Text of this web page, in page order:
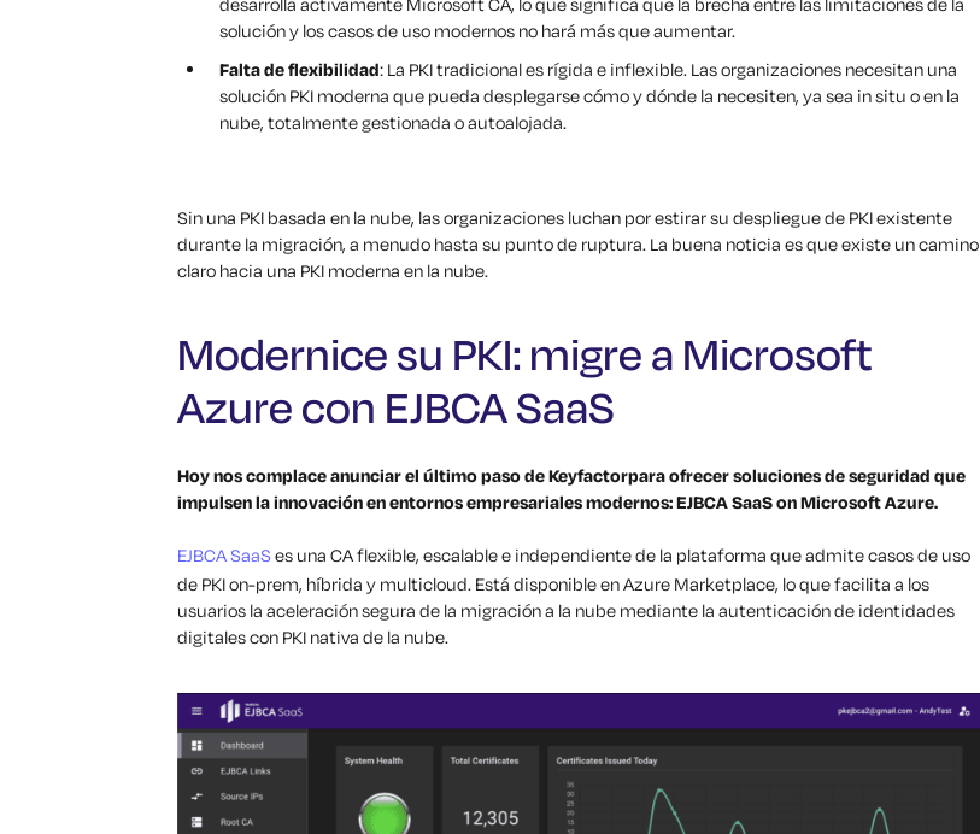
solución y los casos de uso modernos no hará más que aumentar.
Falta de flexibilidad: La PKI tradicional es rígida e inflexible. Las organizaciones necesitan una
solución PKI moderna que pueda desplegarse cómo y dónde la necesiten, ya sea in situ o en la
nube, totalmente gestionada o autoalojada.
Sin una PKI basada en la nube, las organizaciones luchan por estirar su despliegue de PKI existente
durante la migración, a menudo hasta su punto de ruptura. La buena noticia es que existe un camino
claro hacia una PKI moderna en la nube.
Modernice su PKI: migre a Microsoft
Azure con EJBCA SaaS
Hoy nos complace anunciar el último paso de Keyfactorpara ofrecer soluciones de seguridad que
impulsen la innovación en entornos empresariales modernos: EJBCA SaaS on Microsoft Azure.
EJBCA SaaSes una CA flexible, escalable e independiente de la plataforma que admite casos de uso
de PKI on-prem, híbrida y multicloud. Está disponible en Azure Marketplace, lo que facilita a los
usuarios la aceleración segura de la migración a la nube mediante la autenticación de identidades
digitales con PKI nativa de la nube.